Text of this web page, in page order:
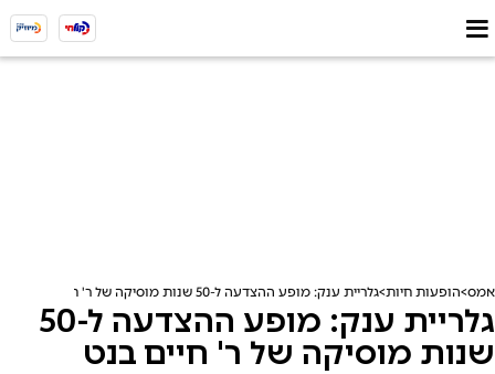
אמס הופעות חיות גלריית ענק: מופע ההצדעה ל-50 שנות מוסיקה של ר' חיים בנט
גלריית ענק: מופע ההצדעה ל-50
שנות מוסיקה של ר' חיים בנט